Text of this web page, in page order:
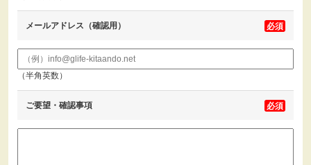
メールアドレス（確認用）
（半角英数）
ご要望・確認事項